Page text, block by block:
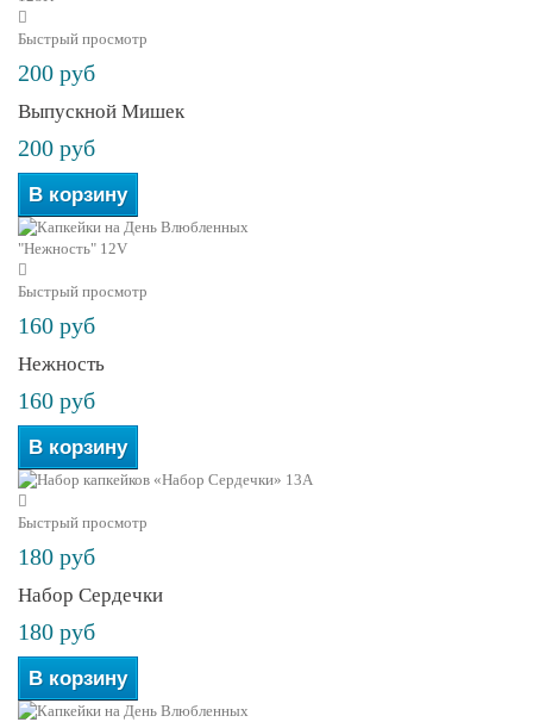
Быстрый просмотр
200 руб
Выпускной Мишек
200 руб
В корзину
Быстрый просмотр
160 руб
Нежность
160 руб
В корзину
Быстрый просмотр
180 руб
Набор Сердечки
180 руб
В корзину